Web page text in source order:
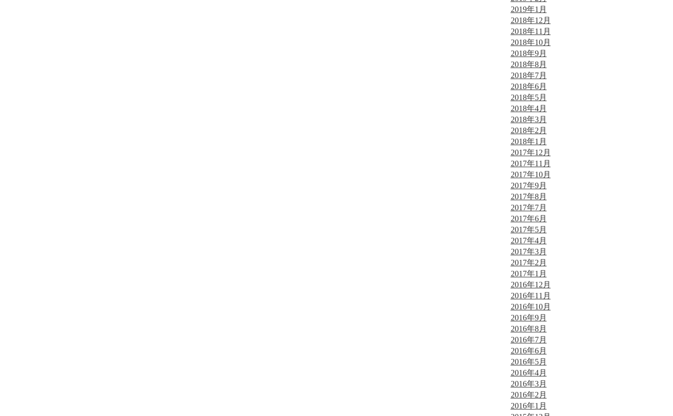
2019年1月
2018年12月
2018年11月
2018年10月
2018年9月
2018年8月
2018年7月
2018年6月
2018年5月
2018年4月
2018年3月
2018年2月
2018年1月
2017年12月
2017年11月
2017年10月
2017年9月
2017年8月
2017年7月
2017年6月
2017年5月
2017年4月
2017年3月
2017年2月
2017年1月
2016年12月
2016年11月
2016年10月
2016年9月
2016年8月
2016年7月
2016年6月
2016年5月
2016年4月
2016年3月
2016年2月
2016年1月